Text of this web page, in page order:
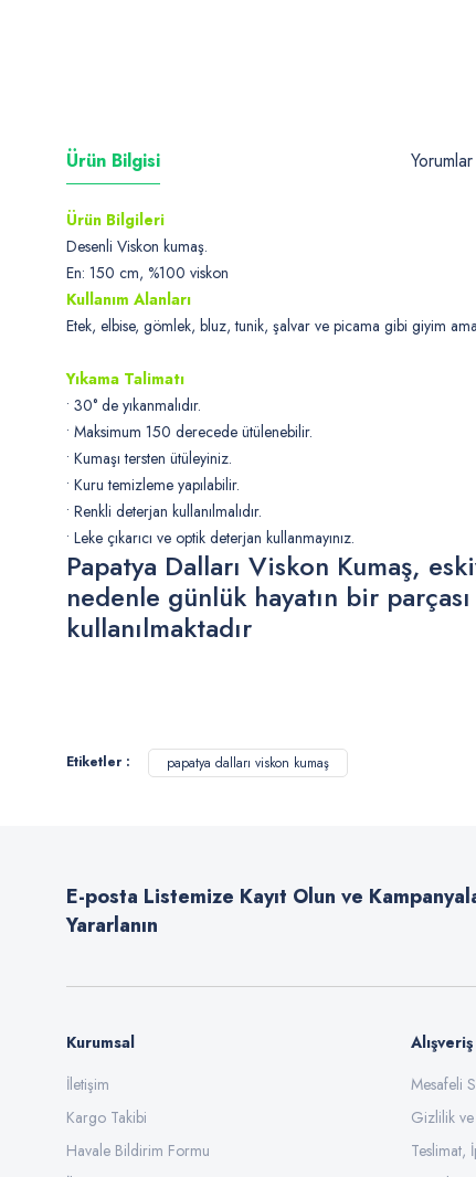
Ürün Bilgisi Yorumlar
Ürün Bilgileri
Desenli Viskon kumaş.
En: 150 cm, %100 viskon
Kullanım Alanları
Etek, elbise, gömlek, bluz, tunik, şalvar ve picama gibi giyim
Yıkama Talimatı
• 30° de yıkanmalıdır.
• Maksimum 150 derecede ütülenebilir.
• Kumaşı tersten ütüleyiniz.
• Kuru temizleme yapılabilir.
• Renkli deterjan kullanılmalıdır.
• Leke çıkarıcı ve optik deterjan kullanmayınız.
Papatya Dalları Viskon Kumaş,
nedenle günlük hayatın bir
kullanılmaktadır
Ürün resmi kalitesiz, bozuk veya görüntülenemiyor.
Ürün fiyatı diğer sitelerden daha pahalı.
Bu ürüne benzer farklı alternatifler olmalı.
Etiketler : papatya dalları viskon kumaş
E-posta Listemize Kayıt Olun ve
Yararlanın
Kurumsal
İletişim
Kargo Takibi
Havale Bildirim Formu
Alışveriş
Mesafeli
Gizlilik
Teslimat,